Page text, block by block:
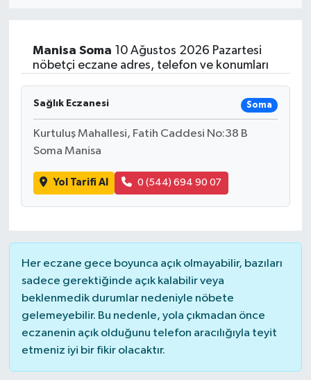
Manisa Soma 10 Ağustos 2026 Pazartesi
nöbetçi eczane adres, telefon ve konumları
Sağlık Eczanesi Soma
Kurtuluş Mahallesi, Fatih Caddesi No:38 B
Soma Manisa
Yol Tarifi Al 0 (544) 694 90 07
Her eczane gece boyunca açık olmayabilir, bazıları
sadece gerektiğinde açık kalabilir veya
beklenmedik durumlar nedeniyle nöbete
gelemeyebilir. Bu nedenle, yola çıkmadan önce
eczanenin açık olduğunu telefon aracılığıyla teyit
etmeniz iyi bir fikir olacaktır.
Sağlık
Magazin
Bilim, Teknoloji